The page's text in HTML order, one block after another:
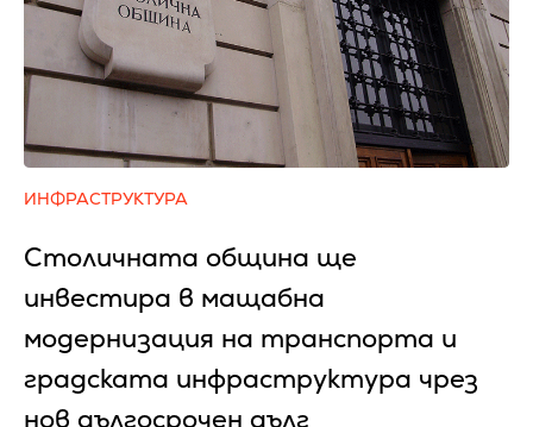
ИНФРАСТРУКТУРА
Столичната община ще
инвестира в мащабна
модернизация на транспорта и
градската инфраструктура чрез
нов дългосрочен дълг